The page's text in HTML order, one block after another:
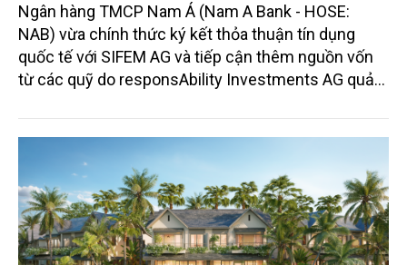
Ngân hàng TMCP Nam Á (Nam A Bank - HOSE:
NAB) vừa chính thức ký kết thỏa thuận tín dụng
quốc tế với SIFEM AG và tiếp cận thêm nguồn vốn
từ các quỹ do responsAbility Investments AG quản
thu hút thành công từ đầu năm đến nay lên gần 350